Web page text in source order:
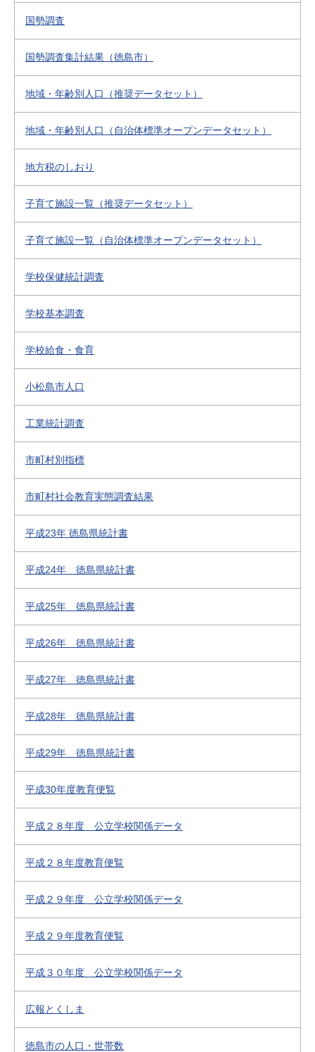
国勢調査
国勢調査集計結果（徳島市）
地域・年齢別人口（推奨データセット）
地域・年齢別人口（自治体標準オープンデータセット）
地方税のしおり
子育て施設一覧（推奨データセット）
子育て施設一覧（自治体標準オープンデータセット）
学校保健統計調査
学校基本調査
学校給食・食育
小松島市人口
工業統計調査
市町村別指標
市町村社会教育実態調査結果
平成23年 徳島県統計書
平成24年 徳島県統計書
平成25年 徳島県統計書
平成26年 徳島県統計書
平成27年 徳島県統計書
平成28年 徳島県統計書
平成29年 徳島県統計書
平成30年度教育便覧
平成２８年度 公立学校関係データ
平成２８年度教育便覧
平成２９年度 公立学校関係データ
平成２９年度教育便覧
平成３０年度 公立学校関係データ
広報とくしま
徳島市の人口・世帯数